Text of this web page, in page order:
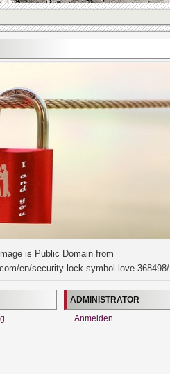
is Public Domain from
en/security-lock-symbol-love-368498/
ADMINISTRATOR
Anmelden